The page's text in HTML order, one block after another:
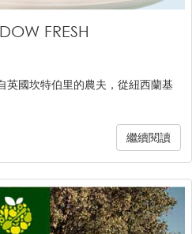
FRESH
英國坎特伯里的農夫，從紐西蘭基
繼續閱讀